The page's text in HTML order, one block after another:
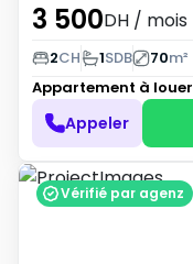
3 500DH / mois
2CH 1SDB 70m²
Appartement à louer
Appeler
Vérifié par agenz